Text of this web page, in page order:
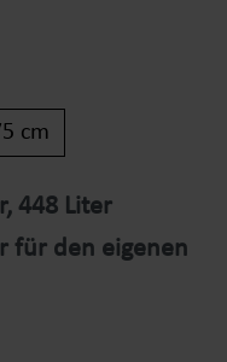
cm
448 Liter
für den eigenen